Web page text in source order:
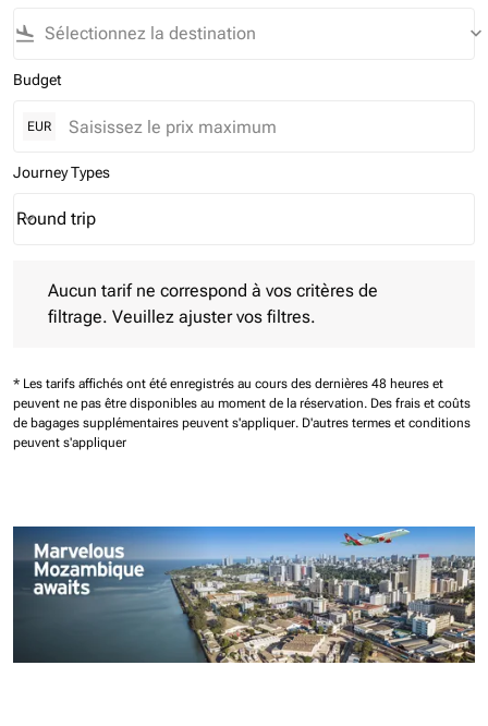
flight_land keyboard_arrow_down
Budget
EUR
Journey Types
Journey Types option Round trip Selected
Round trip
keyboard_arrow_down
Aucun tarif ne correspond à vos critères de
filtrage. Veuillez ajuster vos filtres.
* Les tarifs affichés ont été enregistrés au cours des dernières 48 heures et
peuvent ne pas être disponibles au moment de la réservation. Des frais et coûts
de bagages supplémentaires peuvent s'appliquer. D'autres termes et conditions
peuvent s'appliquer